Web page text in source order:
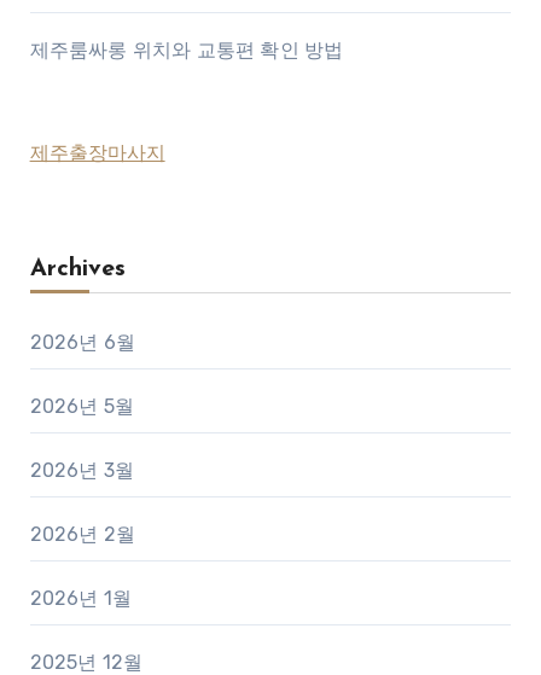
제주룸싸롱 위치와 교통편 확인 방법
제주출장마사지
Archives
2026년 6월
2026년 5월
2026년 3월
2026년 2월
2026년 1월
2025년 12월